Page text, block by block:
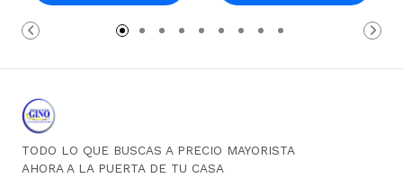
Carro Carro
TODO LO QUE BUSCAS A PRECIO MAYORISTA
AHORA A LA PUERTA DE TU CASA